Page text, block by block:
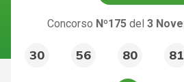
Concorso Nº175del 3
30 56 80 81